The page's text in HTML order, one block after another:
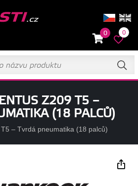
0 0
Z209 T5 –
(18 PALCŮ)
– Tvrdá pneumatika (18 palců)